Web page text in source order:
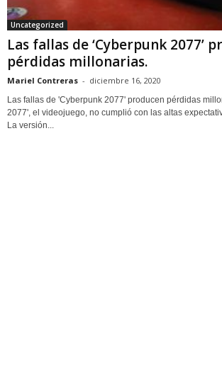
Uncategorized
Las fallas de ‘Cyberpunk 2077’
pérdidas millonarias.
Mariel Contreras - diciembre 16, 2020
Las fallas de 'Cyberpunk 2077' producen pérdidas
2077', el videojuego, no cumplió con las altas
La versión...